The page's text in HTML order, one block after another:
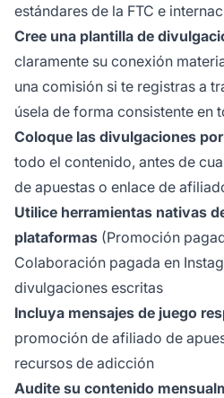
estándares de la FTC e
Cree una plantilla de
claramente su conexión
una comisión si te registras a
úsela de forma consistente en
Coloque las divulgaciones
todo el contenido, antes de
de apuestas o enlace de
Utilice herramientas nativas
plataformas (Promoción
Colaboración pagada en
divulgaciones escritas
Incluya mensajes de juego
promoción de afiliado de
recursos de adicción
Audite su contenido